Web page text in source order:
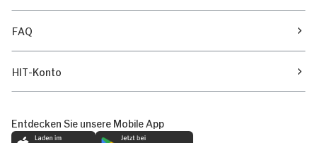
FAQ
HIT-Konto
Entdecken Sie unsere Mobile App